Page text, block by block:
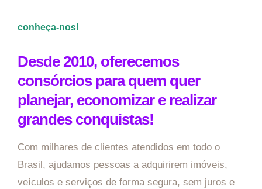
conheça-nos!
Desde 2010, oferecemos
consórcios para quem quer
planejar, economizar e realizar
grandes conquistas!
Com milhares de clientes atendidos em todo o
Brasil, ajudamos pessoas a adquirirem imóveis,
veículos e serviços de forma segura, sem juros e